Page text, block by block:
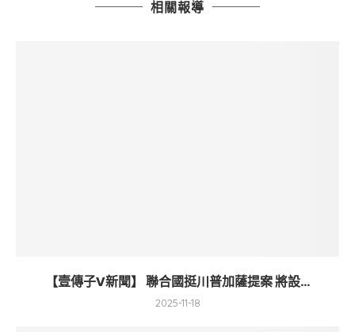
相關報導
【壹傳子V新聞】 聯合國挺川普加薩提案 將設...
2025-11-18